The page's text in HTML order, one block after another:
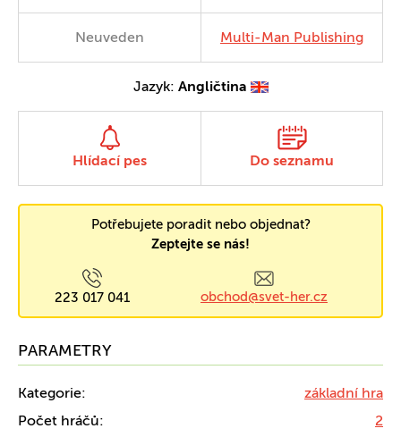
Neuveden Multi-Man Publishing
Jazyk: Angličtina
Hlídací pes Do seznamu
Potřebujete poradit nebo objednat?
Zeptejte se nás!
223 017 041 obchod@svet-her.cz
PARAMETRY
Kategorie:
základní hra
Počet hráčů:
2